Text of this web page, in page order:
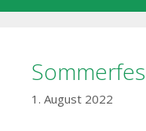
1. August 2022